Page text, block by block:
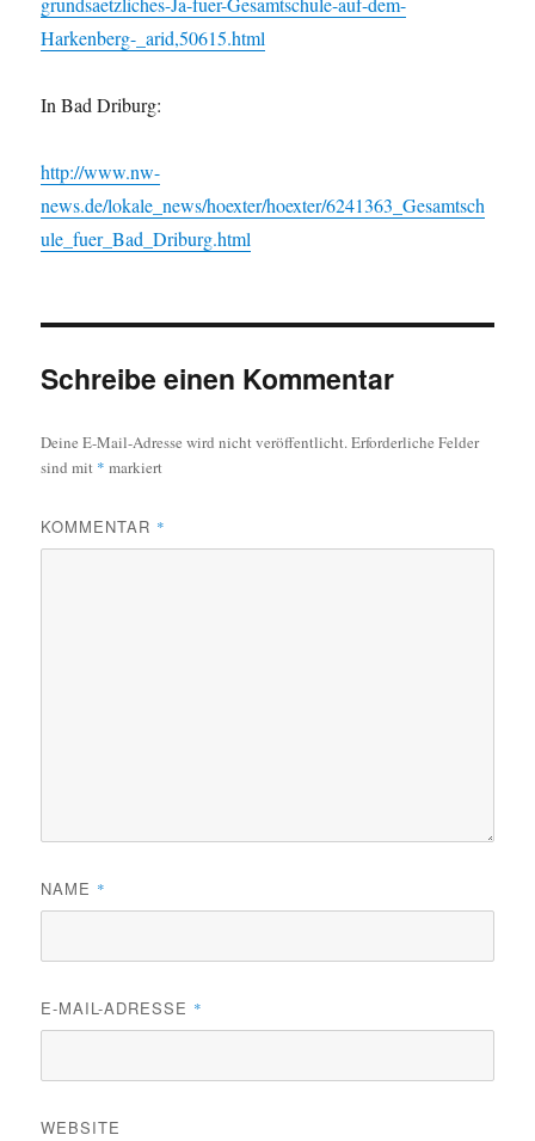
Harkenberg-_arid,50615.html
In Bad Driburg:
http://www.nw-
news.de/lokale_news/hoexter/hoexter/6241363_Gesamtsch
ule_fuer_Bad_Driburg.html
Schreibe einen Kommentar
Deine E-Mail-Adresse wird nicht veröffentlicht.Erforderliche Felder
sind mit * markiert
KOMMENTAR *
NAME *
E-MAIL-ADRESSE *
WEBSITE